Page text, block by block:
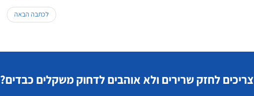
לכתבה הבאה
צריכים לחזק שרירים ולא אוהבים לדחוק משקלים כבדים?